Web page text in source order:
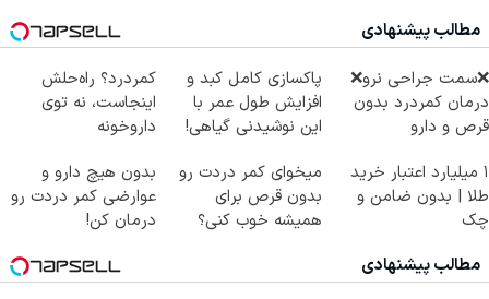
مطالب پیشنهادی
❌سمت جراحی نرو❌
درمان کمردرد بدون
قرص و دارو
پاکسازی کامل کبد و
افزایش طول عمر با
این نوشیدنی گیاهی!
کمردرد؟ راه‌حلش
اینجاست، نه توی
داروخونه
۱ میلیارد اعتبار خرید
طلا | بدون ضامن و
چک
میخوای کمر دردت رو
بدون قرص برای
همیشه خوب کنی؟
بدون هیچ دارو و
عوارضی کمر دردت رو
درمان کن!
مطالب پیشنهادی